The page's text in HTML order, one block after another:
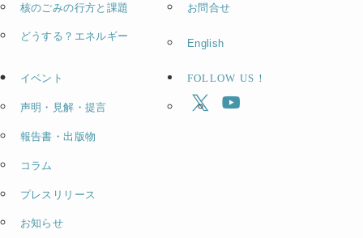
核のごみの行方と課題
どうする？エネルギー
イベント
声明・見解・提言
報告書・出版物
コラム
プレスリリース
お知らせ
お問合せ
English
FOLLOW US！